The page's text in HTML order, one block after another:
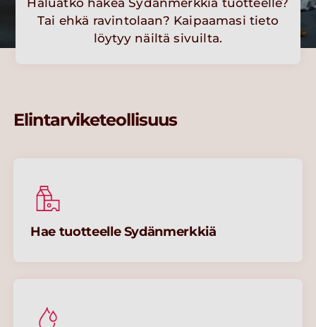
Haluatko hakea Sydänmerkkiä tuotteelle?
Tai ehkä ravintolaan? Kaipaamasi tieto
löytyy näiltä sivuilta.
Elintarviketeollisuus
Hae tuotteelle Sydänmerkkiä